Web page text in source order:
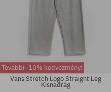
További -10% kedvezmény!
Vans Stretch Logo Straight Leg
Kisnadrág